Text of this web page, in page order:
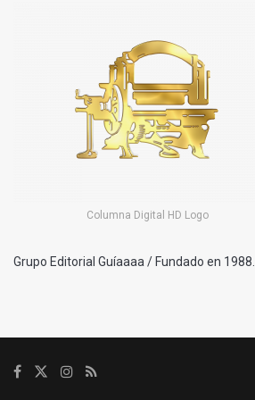
Columna Digital HD Logo
Grupo Editorial Guíaaaa / Fundado en 1988.